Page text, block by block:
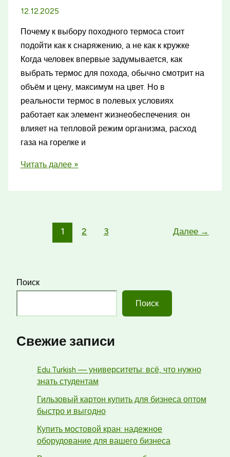
с
очистки
12.12.2025
Почему к выбору походного термоса стоит
подойти как к снаряжению, а не как к кружке
Когда человек впервые задумывается, как
выбрать термос для похода, обычно смотрит на
объём и цену, максимум на цвет. Но в
реальности термос в полевых условиях
работает как элемент жизнеобеспечения: он
влияет на тепловой режим организма, расход
газа на горелке и
Как
надолго
Читать далее »
1 2 3 Далее →
Поиск
Поиск
Свежие записи
Edu.Turkish — университеты: всё, что нужно
знать студентам
Гильзовый картон купить для бизнеса оптом
быстро и выгодно
Купить мостовой кран: надежное
оборудование для вашего бизнеса